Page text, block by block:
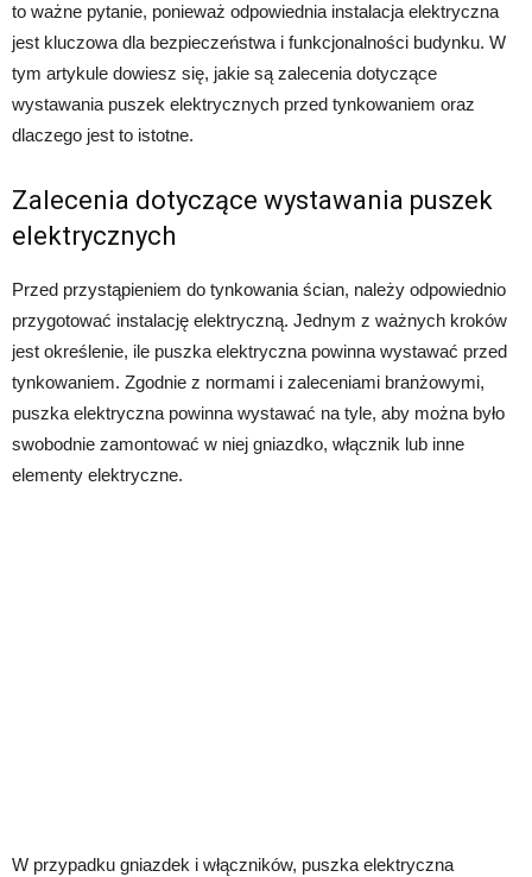
to ważne pytanie, ponieważ odpowiednia instalacja elektryczna
jest kluczowa dla bezpieczeństwa i funkcjonalności budynku. W
tym artykule dowiesz się, jakie są zalecenia dotyczące
wystawania puszek elektrycznych przed tynkowaniem oraz
dlaczego jest to istotne.
Zalecenia dotyczące wystawania puszek
elektrycznych
Przed przystąpieniem do tynkowania ścian, należy odpowiednio
przygotować instalację elektryczną. Jednym z ważnych kroków
jest określenie, ile puszka elektryczna powinna wystawać przed
tynkowaniem. Zgodnie z normami i zaleceniami branżowymi,
puszka elektryczna powinna wystawać na tyle, aby można było
swobodnie zamontować w niej gniazdko, włącznik lub inne
elementy elektryczne.
W przypadku gniazdek i włączników, puszka elektryczna